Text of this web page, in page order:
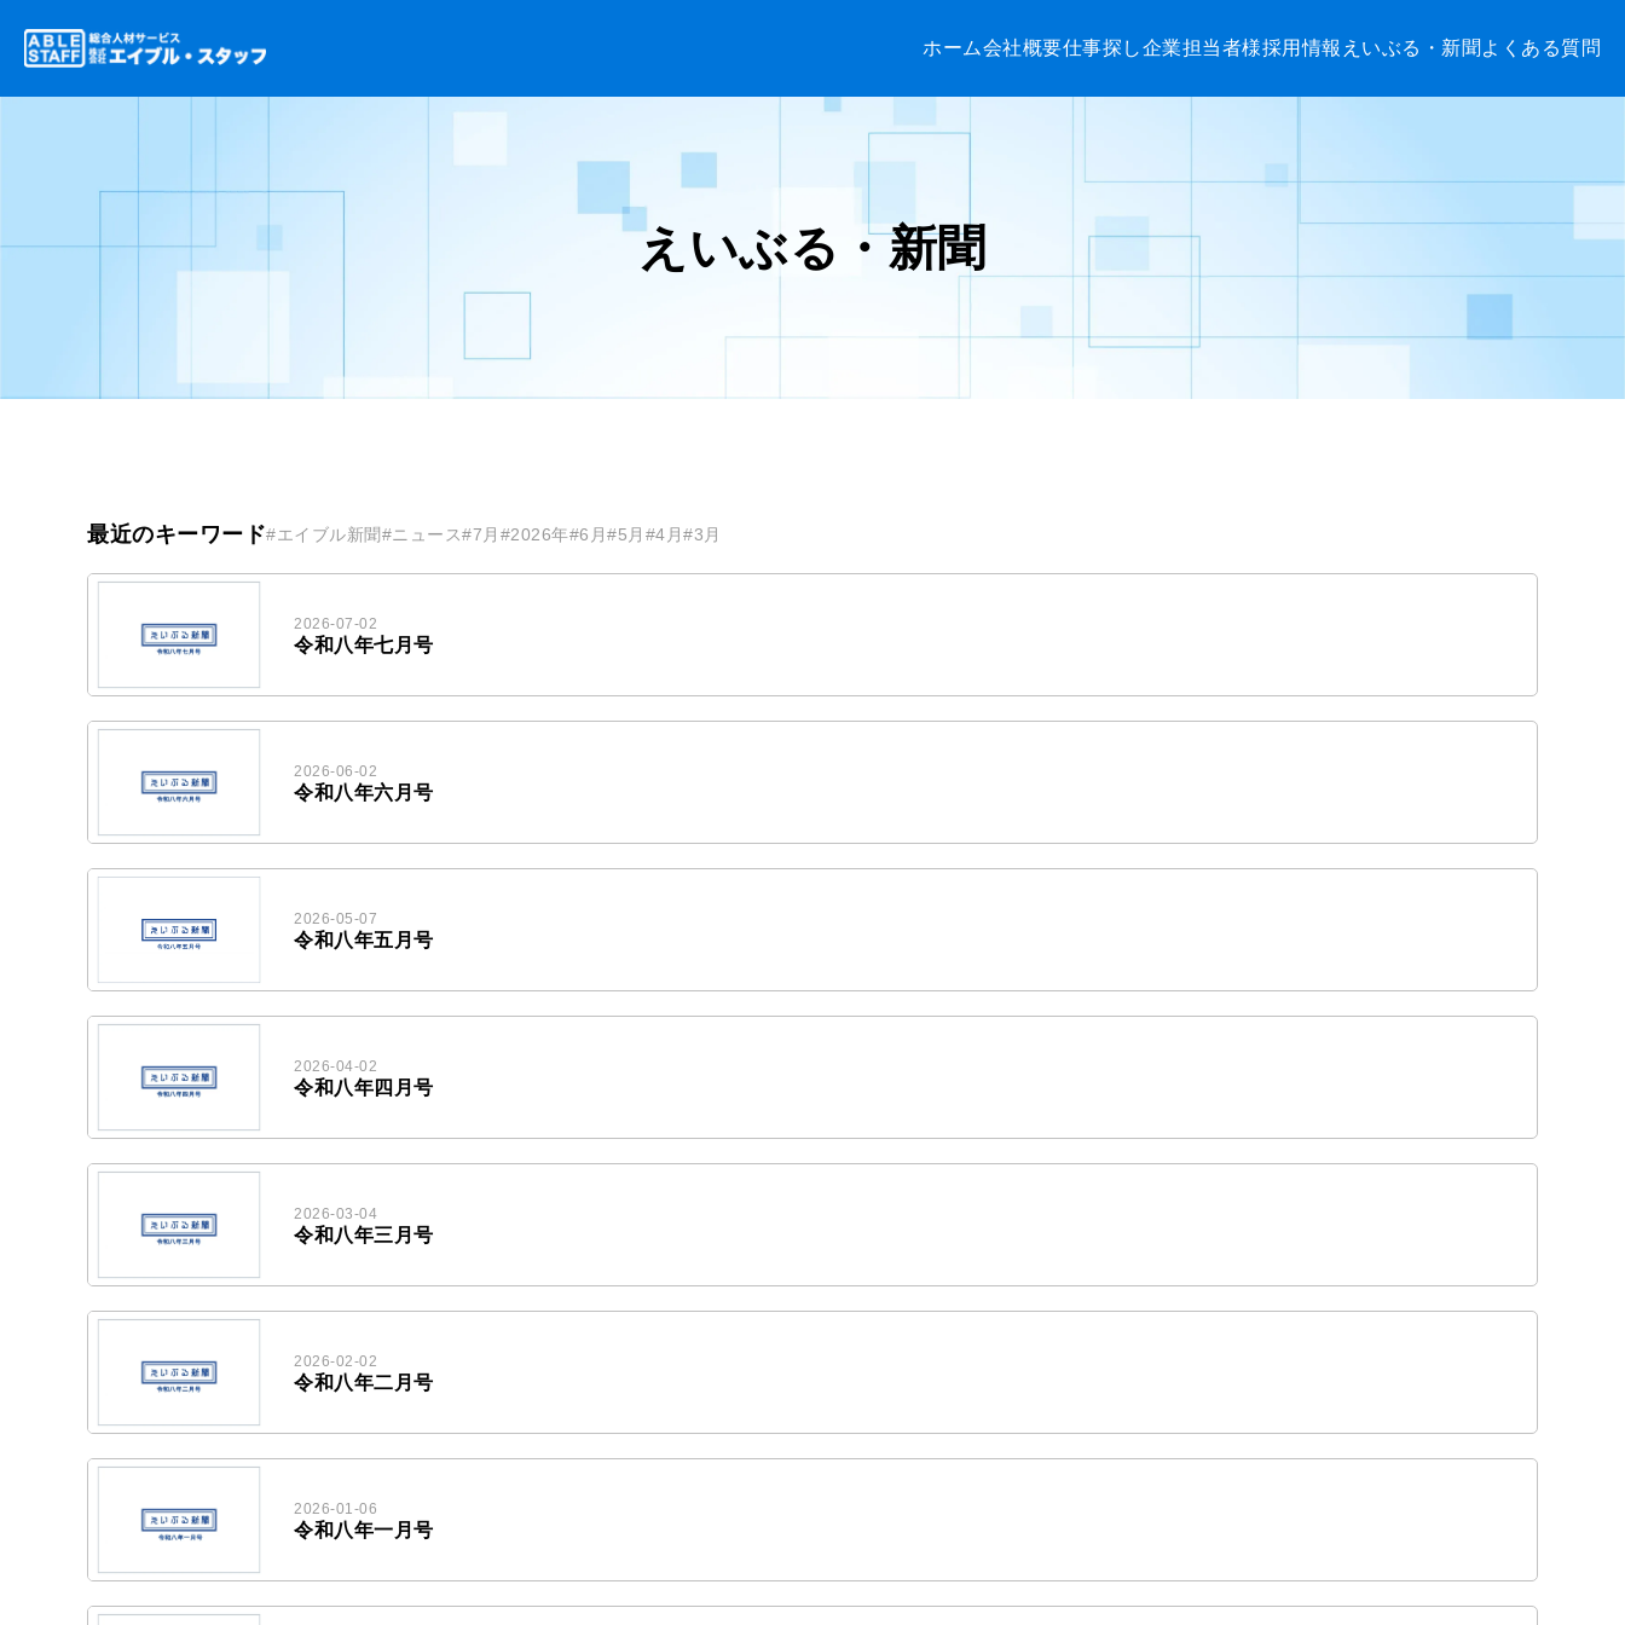
ホーム会社概要仕事探し企業担当者様採用情報 えいぶる・新聞 よくある質問
えいぶる・新聞
最近のキーワード#エイブル新聞#ニュース#7月 #2026年#6月#5月 #4月#3月
2026-07-02
令和八年七月号
2026-06-02
令和八年六月号
2026-05-07
令和八年五月号
2026-04-02
令和八年四月号
2026-03-04
令和八年三月号
2026-02-02
令和八年二月号
2026-01-06
令和八年一月号